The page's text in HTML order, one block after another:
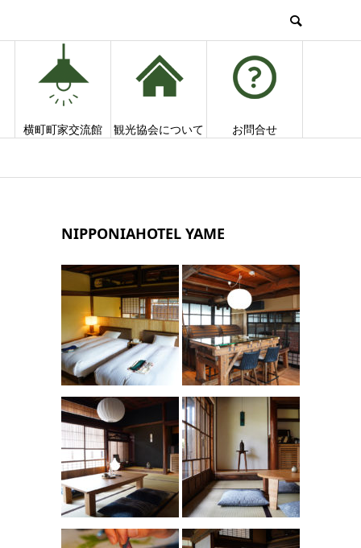
横町町家交流館 観光協会について お問合せ
NIPPONIAHOTEL YAME